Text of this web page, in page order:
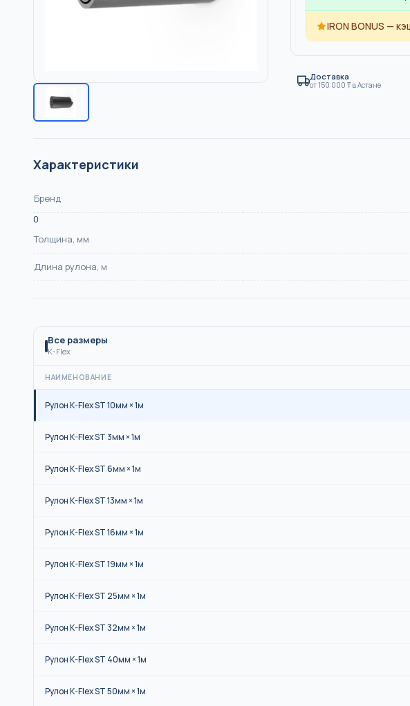
НПВХ, DN 110–500, SN4/SN8
IRON BONUS —
Доставка
от150 000 ₸в Астане
Характеристики
Бренд
0
Толщина, мм
Длина рулона, м
Все размеры
K-Flex
НАИМЕНОВАНИЕ
Рулон K-Flex ST 10мм × 1м
Рулон K-Flex ST 3мм × 1м
Рулон K-Flex ST 6мм × 1м
Рулон K-Flex ST 13мм × 1м
Рулон K-Flex ST 16мм × 1м
Рулон K-Flex ST 19мм × 1м
Рулон K-Flex ST 25мм × 1м
Рулон K-Flex ST 32мм × 1м
Рулон K-Flex ST 40мм × 1м
Рулон K-Flex ST 50мм × 1м